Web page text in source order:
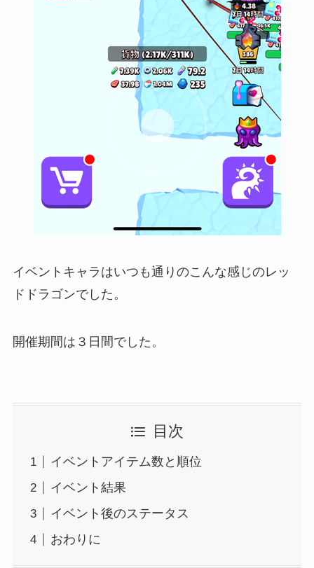
イベントキャラはいつも通りのこんな感じのレッ
ドドラゴンでした。
開催期間は３日間でした。
目次
イベントアイテム数と順位
イベント結果
イベント後のステータス
おわりに